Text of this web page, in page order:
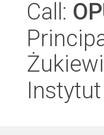
Call: